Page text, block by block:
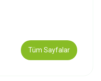
Tüm Sayfalar